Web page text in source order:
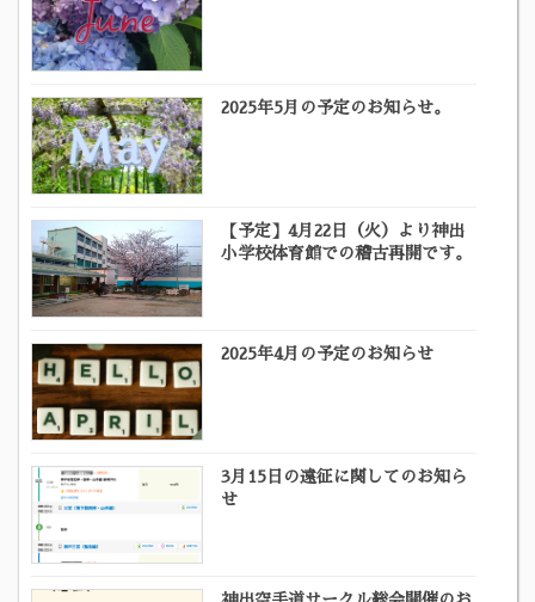
2025年5月の予定のお知らせ。
【予定】4月22日（火）より神出
小学校体育館での稽古再開です。
2025年4月の予定のお知らせ
3月15日の遠征に関してのお知ら
せ